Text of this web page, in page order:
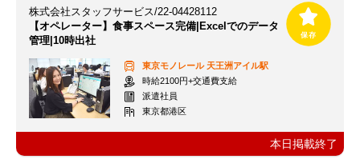
株式会社スタッフサービス/22-04428112
【オペレーター】食事スペース完備|Excelでのデータ
管理|10時出社
東京モノレール 天王洲アイル駅
時給2100円+交通費支給
派遣社員
東京都港区
本日掲載終了